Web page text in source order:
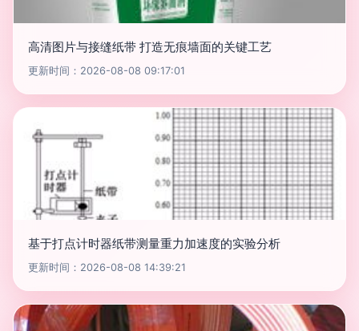
高清图片与接缝纸带 打造无痕墙面的关键工艺
更新时间：2026-08-08 09:17:01
基于打点计时器纸带测量重力加速度的实验分析
更新时间：2026-08-08 14:39:21